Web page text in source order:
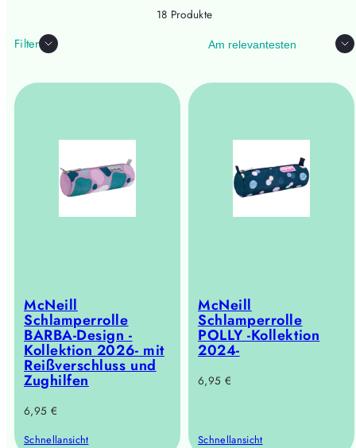
18 Produkte
Filter
Sortieren
McNeill
Schlamperrolle
BARBA-Design -
Kollektion 2026- mit
Reißverschluss und
Zughilfen
Regulärer
6,95 €
Schnellansicht
McNeill
Schlamperrolle
POLLY -Kollektion
2024-
Regulärer
6,95 €
Schnellansicht